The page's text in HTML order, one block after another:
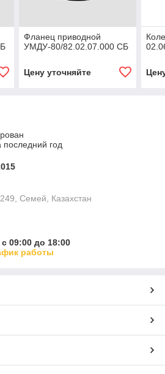
Фланец приводной
УМДУ-80/82.02.07.000 СБ
Цену уточняйте
последний год
Семей, Казахстан
09:00 до 18:00
работы